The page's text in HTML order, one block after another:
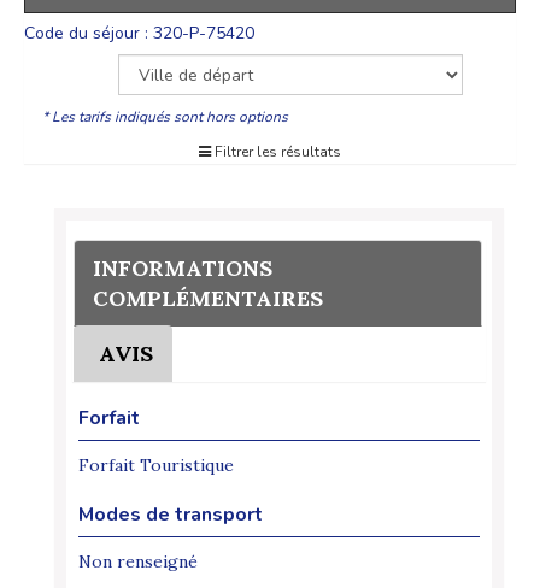
Code du séjour : 320-P-75420
* Les tarifs indiqués sont hors options
Filtrer les résultats
INFORMATIONS
COMPLÉMENTAIRES
AVIS
Forfait
Forfait Touristique
Modes de transport
Non renseigné